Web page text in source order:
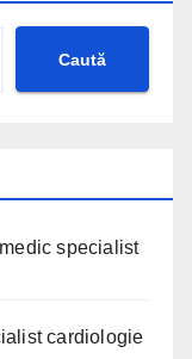
Caută
specialist
cardiologie